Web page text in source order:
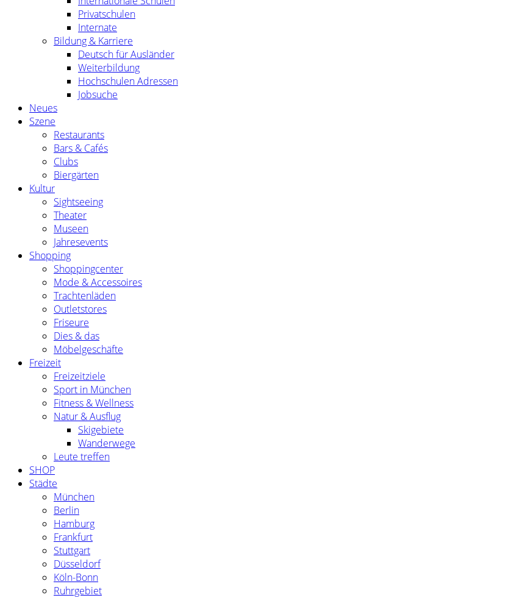
Privatschulen
Internate
Bildung & Karriere
Deutsch für Ausländer
Weiterbildung
Hochschulen Adressen
Jobsuche
Neues
Szene
Restaurants
Bars & Cafés
Clubs
Biergärten
Kultur
Sightseeing
Theater
Museen
Jahresevents
Shopping
Shoppingcenter
Mode & Accessoires
Trachtenläden
Outletstores
Friseure
Dies & das
Möbelgeschäfte
Freizeit
Freizeitziele
Sport in München
Fitness & Wellness
Natur & Ausflug
Skigebiete
Wanderwege
Leute treffen
SHOP
Städte
München
Berlin
Hamburg
Frankfurt
Stuttgart
Düsseldorf
Köln-Bonn
Ruhrgebiet